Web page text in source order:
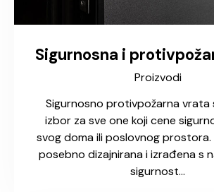
Sigurnosna i
Proizvodi
Sigurnosno protivpožarna vrata
izbor za sve one koji cene
svog doma ili poslovnog prostora.
posebno dizajnirana i izrađena s
sigurnost…